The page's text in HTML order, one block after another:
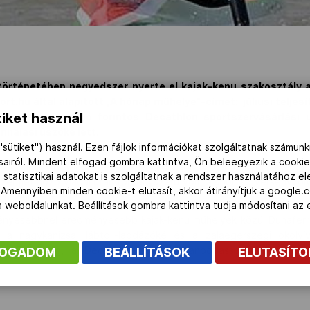
negyedszer nyerte el kajak-kenu szakosztály
által alapított „A hónap műhelye”-címet: júliusi
és a félmillió forintos Decathlon sportszervásárlási
úszóké lett.
látott világ a hazai kajak-kenusok teljesítményén a
hozó viadal után törvényszerű volt, a sportág
kell.
eredményesebb kajak-kenu műhelyek közül
nagykanizsai lábtoll-labdázóké és a zalaegerszegi
Bizottság, a Decathlon és az Utanpotlassport.hu
használ
használ. Ezen fájlok információkat szolgáltatnak
Mindent elfogad gombra kattintva, Ön beleegyezik a
statisztikai adatokat is szolgáltatnak a rendszer használatához
minden cookie-t elutasít, akkor átirányítjuk a
weboldalunkat. Beállítások gombra kattintva tudja módosítani
BEÁLLÍTÁSOK